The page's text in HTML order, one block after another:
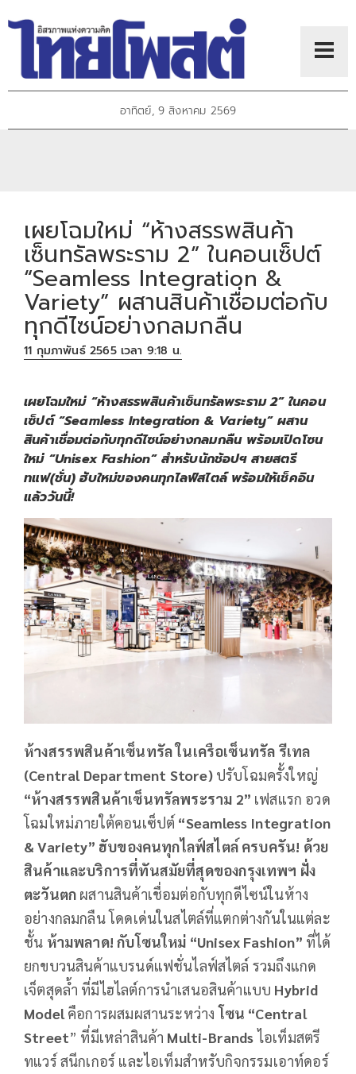
อาทิตย์, 9 สิงหาคม 2569
เผยโฉมใหม่ “ห้างสรรพสินค้า
เซ็นทรัลพระราม 2” ในคอนเซ็ปต์
“Seamless Integration &
Variety” ผสานสินค้าเชื่อมต่อกับ
ทุกดีไซน์อย่างกลมกลืน
11 กุมภาพันธ์ 2565 เวลา 9:18 น.
เผยโฉมใหม่ “ห้างสรรพสินค้าเซ็นทรัลพระราม 2” ในคอน
เซ็ปต์ “Seamless Integration & Variety” ผสาน
สินค้าเชื่อมต่อกับทุกดีไซน์อย่างกลมกลืน พร้อมเปิดโซน
ใหม่ “Unisex Fashion” สำหรับนักช้อปฯ สายสตรี
ทแฟ(ชั่น)ฮับใหม่ของคนทุกไลฟ์สไตล์พร้อมให้เช็คอิน
แล้ววันนี้!
ห้างสรรพสินค้าเซ็นทรัล ในเครือเซ็นทรัล รีเทล
(Central Department Store) ปรับโฉมครั้งใหญ่
“ห้างสรรพสินค้าเซ็นทรัลพระราม 2” เฟสแรก อวด
โฉมใหม่ภายใต้คอนเซ็ปต์ “Seamless Integration
& Variety” ฮับของคนทุกไลฟ์สไตล์ครบครัน! ด้วย
สินค้าและบริการที่ทันสมัยที่สุดของกรุงเทพฯ ฝั่ง
ตะวันตก ผสานสินค้าเชื่อมต่อกับทุกดีไซน์ในห้าง
อย่างกลมกลืน โดดเด่นในสไตล์ที่แตกต่างกันในแต่ละ
ชั้น ห้ามพลาด! กับโซนใหม่ “Unisex Fashion” ที่ได้
ยกขบวนสินค้าแบรนด์แฟชั่นไลฟ์สไตล์ รวมถึงแกด
เจ็ตสุดล้ำ ที่มีไฮไลต์การนำเสนอสินค้าแบบ Hybrid
Model คือการผสมผสานระหว่างโซน “Central
Street” ที่มีเหล่าสินค้า Multi-Brandsไอเท็มสตรี
ทแวร์ สนีกเกอร์ และไอเท็มสำหรับกิจกรรมเอาท์ดอร์